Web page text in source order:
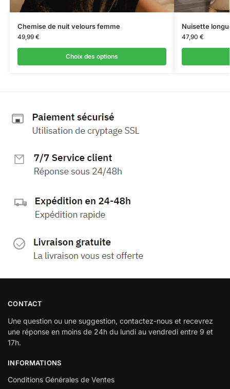
Chemise de nuit velours femme
49,99 €
Choix des options
Nuisette
47,90 €
CONTACT
Une question ou une suggestion, contactez-nous et recevrez
une réponse en moins de 24h du lundi au vendredi entre 9 et
17h.
INFORMATIONS
Conditions Générales de Ventes